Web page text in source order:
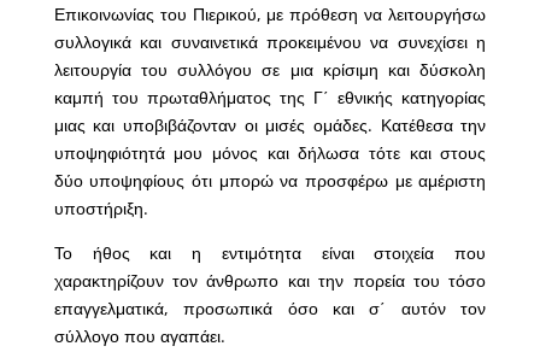
Επικοινωνίας του Πιερικού, με πρόθεση να λειτουργήσω
συλλογικά και συναινετικά προκειμένου να συνεχίσει η
λειτουργία του συλλόγου σε μια κρίσιμη και δύσκολη
καμπή του πρωταθλήματος της Γ΄ εθνικής κατηγορίας
μιας και υποβιβάζονταν οι μισές ομάδες. Κατέθεσα την
υποψηφιότητά μου μόνος και δήλωσα τότε και στους
δύο υποψηφίους ότι μπορώ να προσφέρω με αμέριστη
υποστήριξη.
Το ήθος και η εντιμότητα είναι στοιχεία που
χαρακτηρίζουν τον άνθρωπο και την πορεία του τόσο
επαγγελματικά, προσωπικά όσο και σ΄ αυτόν τον
σύλλογο που αγαπάει.